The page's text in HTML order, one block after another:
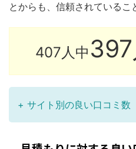
とからも、信頼されているこ
407人中 397
+ サイト別の良い口コミ数